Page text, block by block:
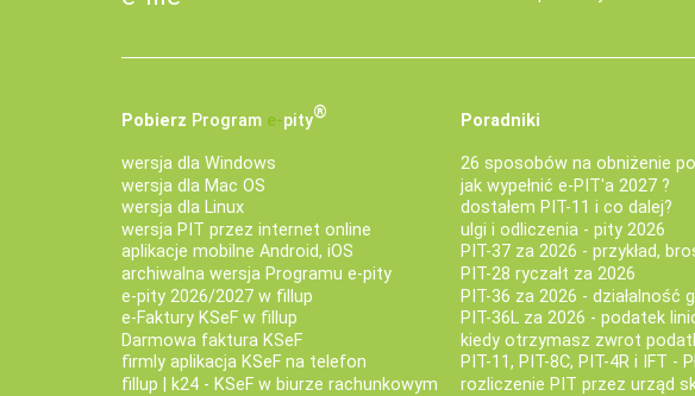
Pobierz Program e‑pity®
wersja dla Windows
wersja dla Mac OS
wersja dla Linux
wersja PIT przez internet online
aplikacje mobilne Android, iOS
archiwalna wersja Programu e-pity
e-pity 2026/2027 w fillup
e‑Faktury KSeF w fillup
Darmowa faktura KSeF
firmly aplikacja KSeF na telefon
fillup | k24 - KSeF w biurze rachunkowym
Poradniki
26 sposobów na obniżenie
jak wypełnić e-PIT'a 2027 ?
dostałem PIT-11 i co dalej?
ulgi i odliczenia - pity 2026
PIT-37 za 2026 - przykład,
PIT-28 ryczałt za 2026
PIT-36 za 2026 - działalność
PIT-36L za 2026 - podatek
kiedy otrzymasz zwrot
PIT-11, PIT-8C, PIT-4R i IFT -
rozliczenie PIT przez urząd